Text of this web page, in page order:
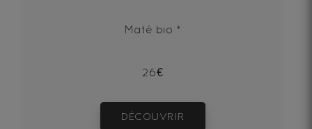
Maté bio *
26€
DÉCOUVRIR